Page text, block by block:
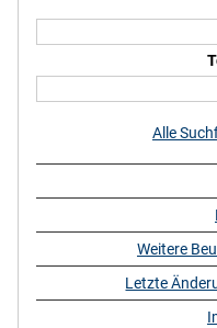
Alle
Weitere
Letzte